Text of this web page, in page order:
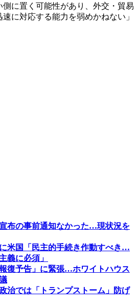
に置く可能性があり、外交・貿易
に対応する能力を弱めかねない」
布の事前通知なかった…現状況を
米国「民主的手続き作動すべき…
義に必須」
復予告」に緊張…ホワイトハウス
治では「トランプストーム」防げ